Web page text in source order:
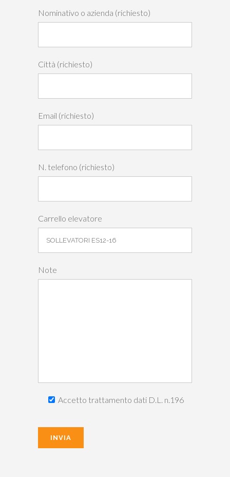
Nominativo o azienda (richiesto)
Città (richiesto)
Email (richiesto)
N. telefono (richiesto)
Carrello elevatore
Note
Accetto trattamento dati D.L. n.196